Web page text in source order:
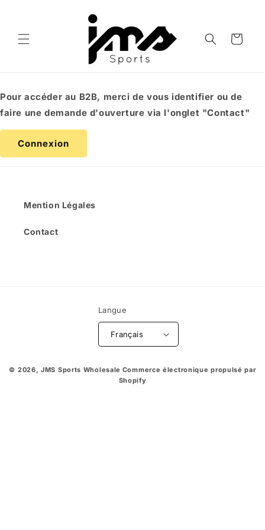
contenu
Panier
Pour accéder au B2B, merci de vous identifier ou de
faire une demande d'ouverture via l'onglet "Contact"
Connexion
Mention Légales
Contact
Langue
Français
© 2026,JMS Sports Wholesale Commerce électronique propulsé par
Shopify